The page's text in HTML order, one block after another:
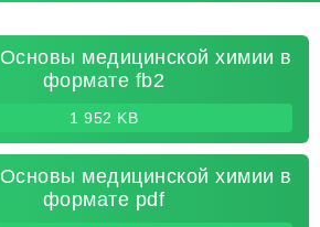
медицинской химии в
формате fb2
1 952 KB
медицинской химии в
формате pdf